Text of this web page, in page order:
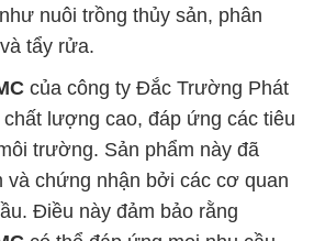
nuôi trồng thủy sản, phân
tẩy rửa.
của công ty Đắc Trường Phát
lượng cao, đáp ứng các tiêu
trường. Sản phẩm này đã
và chứng nhận bởi các cơ quan
Điều này đảm bảo rằng